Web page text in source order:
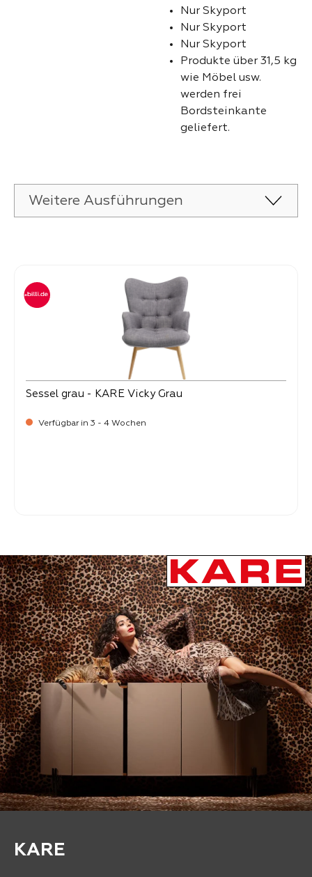
Nur Skyport
Nur Skyport
Nur Skyport
Produkte über 31,5 kg
wie Möbel usw.
werden frei
Bordsteinkante
geliefert.
Weitere Ausführungen
Sessel grau - KARE Vicky Grau
Verfügbar in 3 - 4 Wochen
KARE